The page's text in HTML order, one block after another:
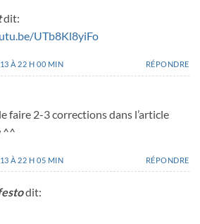
dit:
UTb8Kl8yiFo
À 22 H 00 MIN RÉPONDRE
faire 2-3 corrections dans l’article
^^
À 22 H 05 MIN RÉPONDRE
dit: